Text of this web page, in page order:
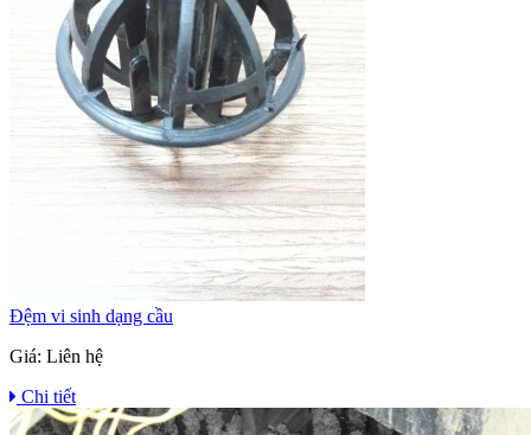
Đệm vi sinh dạng cầu
Giá: Liên hệ
Chi tiết